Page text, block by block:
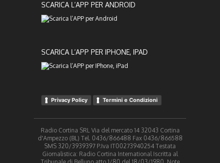
SCARICA L’APP PER ANDROID
SCARICA L’APP PER IPHONE, IPAD
Privacy Policy Termini e Condizioni
Radio Cortina SRL Via del mercato 14 32043 Cortina
d'Ampezzo (BL) Tel. 0436/866488 Fax 0436/866588
SMS 320/3939397 P.Iva IT00273940254 Testata
Giornalistica: Radio Cortina International Iscritta al